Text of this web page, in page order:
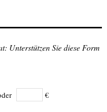
Unterstützen Sie diese Form
€